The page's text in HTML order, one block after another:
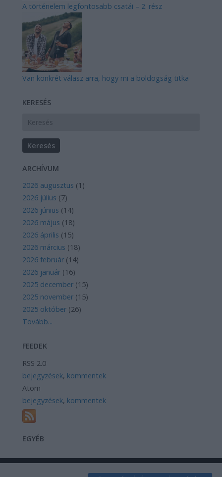
A történelem legfontosabb csatái – 2. rész
Van konkrét válasz arra, hogy mi a boldogság titka
KERESÉS
ARCHÍVUM
2026 augusztus (1 )
2026 július (7)
2026 június (14)
2026 május (18)
2026 április (15)
2026 március (18)
2026 február (14)
2026 január (16)
2025 december (15)
2025 november (15)
2025 október (26)
Tovább...
FEEDEK
RSS 2.0
bejegyzések, kommentek
Atom
bejegyzések, kommentek
EGYÉB